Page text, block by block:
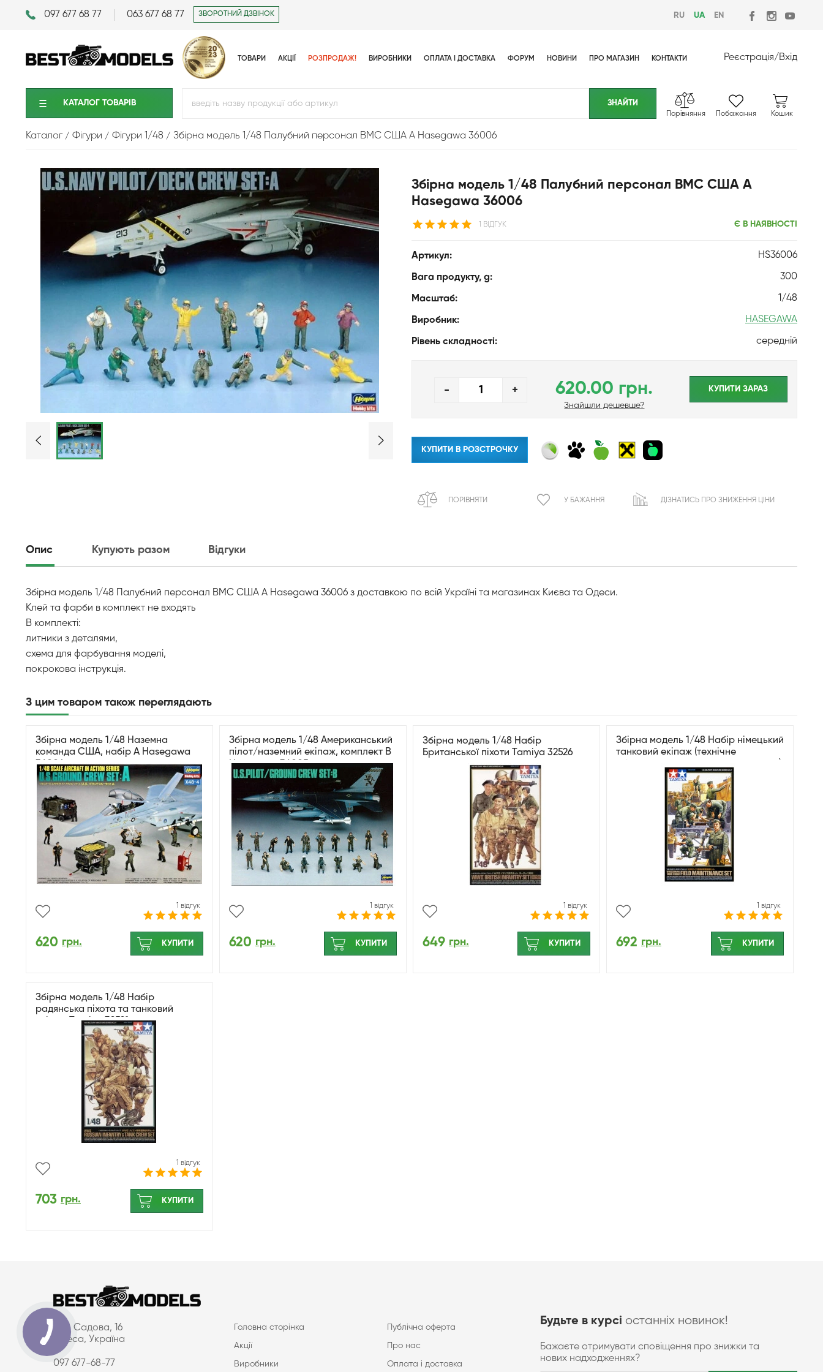
097 677 68 77 063 677 68 77 ЗВОРОТНИЙ ДЗВІНОК RU UA EN
ТОВАРИ АКЦІЇ РОЗПРОДАЖ! ВИРОБНИКИ ОПЛАТА І ДОСТАВКА ФОРУМ НОВИНИ ПРО МАГАЗИН КОНТАКТИ Реєстрація/Вхід
КАТАЛОГ ТОВАРIВ
Порівняння Побажання Кошик
Каталог Фігури Фігури 1/48 Збірна модель 1/48 Палубний персонал ВМС США А Hasegawa 36006
Збірна модель 1/48 Палубний персонал ВМС США А
Hasegawa 36006
1 ВІДГУК Є В НАЯВНОСТІ
Артикул: HS36006
Вага продукту, g: 300
Масштаб: 1/48
Виробник: HASEGAWA
Рівень складності: середній
- + 620.00 грн.
Знайшли дешевше?
КУПИТИ ЗАРАЗ
КУПИТИ В РОЗСТРОЧКУ
ПОРІВНЯТИ У БАЖАННЯ ДІЗНАТИСЬ ПРО ЗНИЖЕННЯ ЦІНИ
Опис Купують разом Відгуки
Збірна модель 1/48 Палубний персонал ВМС США А Hasegawa 36006 з доставкою по всій Україні та магазинах Києва та Одеси.
Клей та фарби в комплект не входять
В комплекті:
литники з деталями,
схема для фарбування моделі,
покрокова інструкція.
З цим товаром також переглядають
Збірна модель 1/48 Наземна
команда США, набір A Hasegawa
36004
1 відгук
620 грн. КУПИТИ
Збірна модель 1/48 Американський
пілот/наземний екіпаж, комплект B
Hasegawa 36005
1 відгук
620 грн. КУПИТИ
Збірна модель 1/48 Набір
Британської піхоти Tamiya 32526
1 відгук
649 грн. КУПИТИ
Збірна модель 1/48 Набір німецький
танковий екіпаж (технічне
Tamiya 32547
1 відгук
692 грн. КУПИТИ
Збірна модель 1/48 Набір
радянська піхота та танковий
екіпаж Tamiya 32521
1 відгук
703 грн. КУПИТИ
вул. Садова, 16
Одеса, Україна
097 677-68-77
Головна сторінка Публічна оферта
Акції Про нас
Виробники Оплата і доставка
Будьте в курсі останніх новинок!
Бажаєте отримувати сповіщення про знижки та
нових надходженнях?